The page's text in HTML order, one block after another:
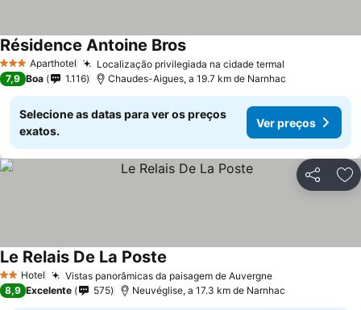
3 EstrelasAparthotel Localização privilegiada na cidade termal
Résidence Antoine BrosVer preços
7,9 Boa 1.116 Chaudes-Aigues, a 19.7 km de Narnhac
Selecione as datas para ver os preços
exatos.
Ver preços
Partilhar
2 Estrelas
Hotel Vistas panorâmicas da paisagem de AuvergneVer preços
Le Relais De La Poste
8,9 Excelente 575 Neuvéglise, a 17.3 km de Narnhac